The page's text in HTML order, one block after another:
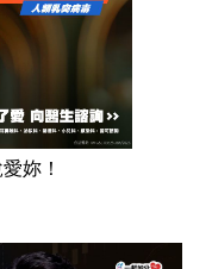
妳！